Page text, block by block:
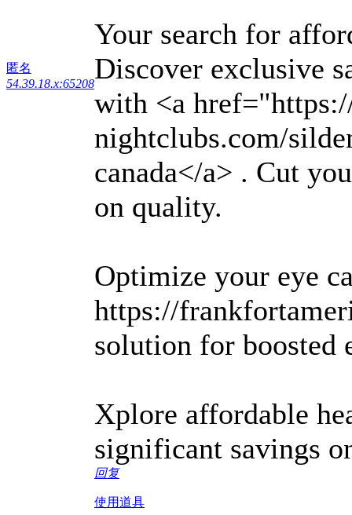
匿名
54.39.18.x:65208
Your search for
Discover exclusive
with <a
nightclubs.com/
canada</a> . Cut
on quality.
Optimize your eye
https://
solution for boosted
Xplore affordable
significant savings
回复
使用道具